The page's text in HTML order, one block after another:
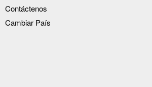
Contáctenos
Cambiar País